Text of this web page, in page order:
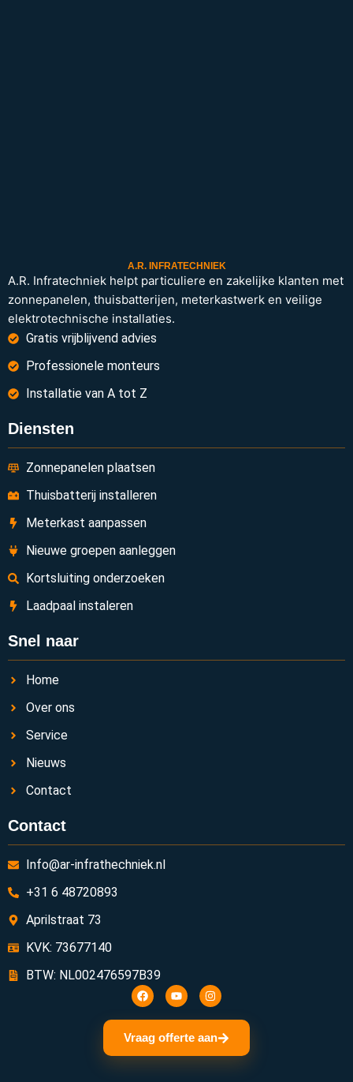
A.R. INFRATECHNIEK
A.R. Infratechniek helpt particuliere en zakelijke klanten met
zonnepanelen, thuisbatterijen, meterkastwerk en veilige
elektrotechnische installaties.
Gratis vrijblijvend advies
Professionele monteurs
Installatie van A tot Z
Diensten
Zonnepanelen plaatsen
Thuisbatterij installeren
Meterkast aanpassen
Nieuwe groepen aanleggen
Kortsluiting onderzoeken
Laadpaal instaleren
Snel naar
Home
Over ons
Service
Nieuws
Contact
Contact
Info@ar-infrathechniek.nl
+31 6 48720893
Aprilstraat 73
KVK: 73677140
BTW: NL002476597B39
Vraag offerte aan